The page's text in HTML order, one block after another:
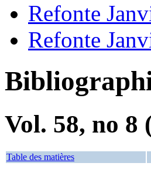
Refonte
Refonte
Vol. 58, no 8
Table des matières